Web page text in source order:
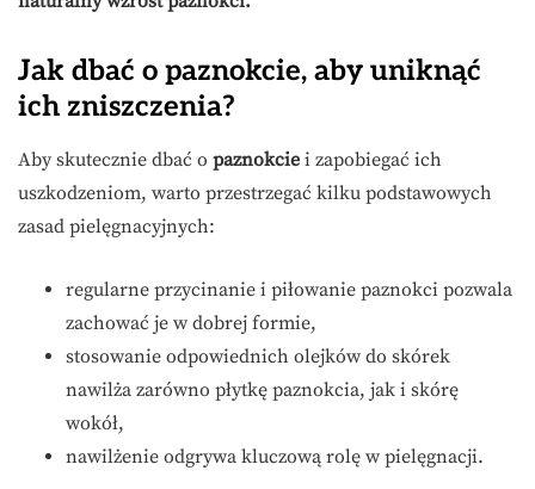
Jak dbać o paznokcie, aby uniknąć
ich zniszczenia?
Aby skutecznie dbać o paznokcie i zapobiegać ich
uszkodzeniom, warto przestrzegać kilku podstawowych
zasad pielęgnacyjnych:
regularne przycinanie i piłowanie paznokci pozwala
zachować je w dobrej formie,
stosowanie odpowiednich olejków do skórek
nawilża zarówno płytkę paznokcia, jak i skórę
wokół,
nawilżenie odgrywa kluczową rolę w pielęgnacji.